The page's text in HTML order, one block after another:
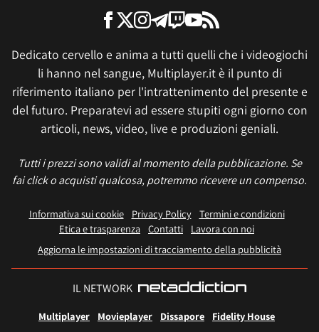
Dedicato cervello e anima a tutti quelli che i videogiochi
li hanno nel sangue, Multiplayer.it è il punto di
riferimento italiano per l'intrattenimento del presente e
del futuro. Preparatevi ad essere stupiti ogni giorno con
articoli, news, video, live e produzioni geniali.
Tutti i prezzi sono validi al momento della pubblicazione. Se
fai click o acquisti qualcosa, potremmo ricevere un compenso.
Informativa sui cookie Privacy Policy
Termini e condizioni
Etica e trasparenza Contatti
Lavora con noi
Aggiorna le impostazioni di tracciamento della pubblicità
IL NETWORK
Multiplayer Movieplayer Dissapore
Fidelity House